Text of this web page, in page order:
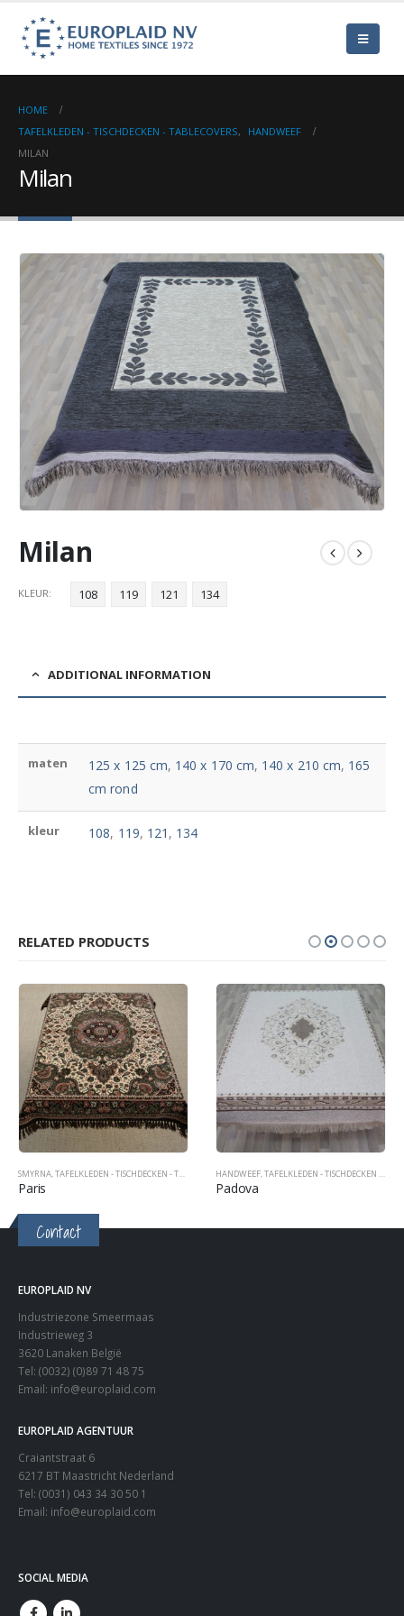
HOME
TAFELKLEDEN - TISCHDECKEN - TABLECOVERS,
HANDWEEF
MILAN
Milan
Milan
KLEUR 108 119 121 134
ADDITIONAL INFORMATION
maten 125 x 125 cm, 140 x 170 cm, 140 x 210 cm, 165
cm rond
kleur 108, 119, 121 , 134
RELATED PRODUCTS
SMYRNA,TAFELKLEDEN - TISCHDECKEN - TABLECOVERS
Paris
HANDWEEF,TAFELKLEDEN - TISCHDECKEN - TABLECOVERS
Padova
Contact
EUROPLAID NV
Industriezone Smeermaas
Industrieweg 3
3620 Lanaken België
Tel: (0032) (0)89 71 48 75
Email: info@europlaid.com
EUROPLAID AGENTUUR
Craiantstraat 6
6217 BT Maastricht Nederland
Tel: (0031) 043 34 30 50 1
Email: info@europlaid.com
SOCIAL MEDIA